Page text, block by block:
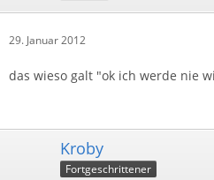
29. Januar 2012
das wieso galt "ok ich werde nie
Kroby
Fortgeschrittener